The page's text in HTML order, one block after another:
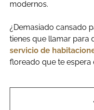
modernos.
¿Demasiado cansado
tienes que llamar para
servicio de
floreado que te espera